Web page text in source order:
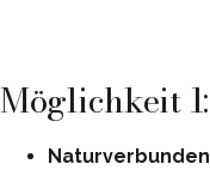
Möglichkeit